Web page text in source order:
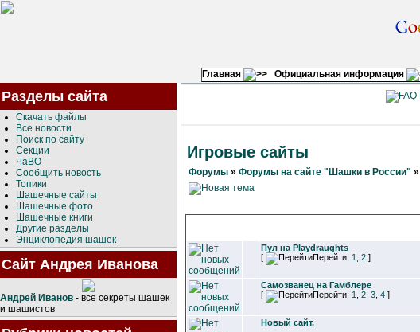
Главная
Официальная информация
Разделы сайта
Скачать файлы
Все новости
Поиск по сайту
Секции
ЧаВО
Сообщить новость
Топики
Шашечные сайты
Шашечные фото
Шашечные книги
Другие разделы
Энциклопедия шашек
Сайт Андрея Иванова
Андрей Иванов - все секреты шашек
и шашистов
Игровые сайты
Форумы » Форумы на сайте "Шашки в России" »
Пул на Playdraughts
[
Перейти: 1 2 ]
Самозванец на Гамблере
[
Перейти: 1 2 3 4 ]
Новый сайт.